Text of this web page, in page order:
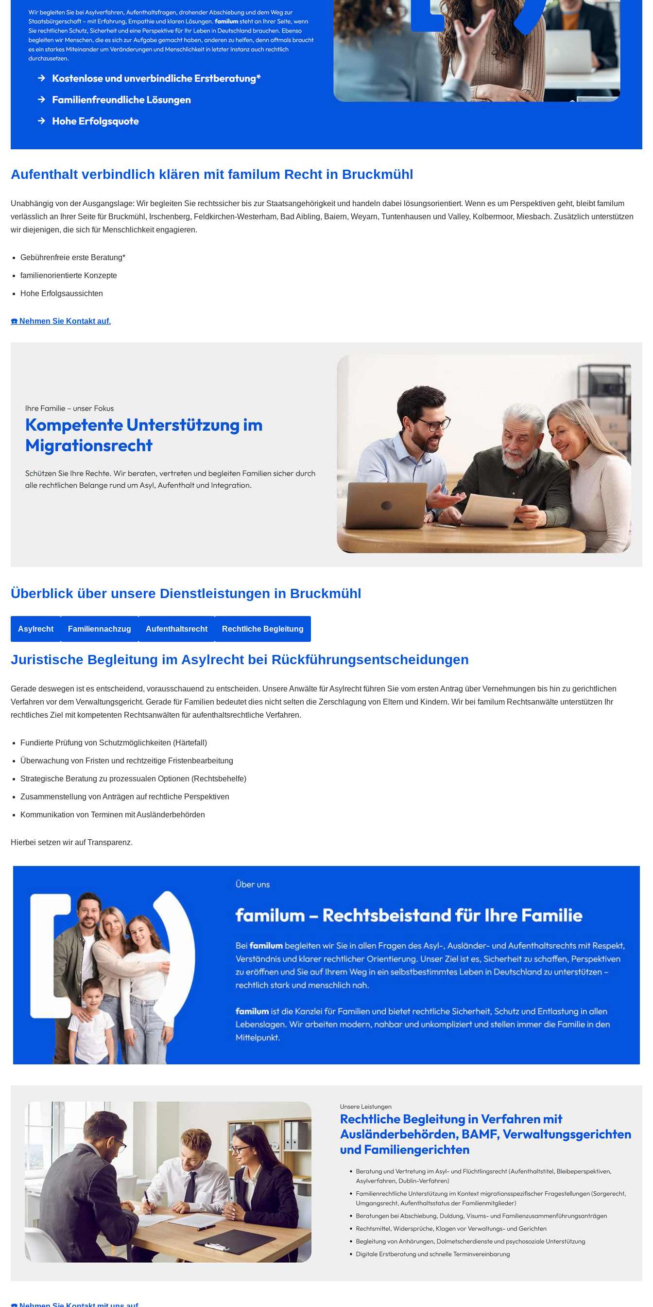
Aufenthalt verbindlich klären mit familum Recht in Bruckmühl
Unabhängig von der Ausgangslage: Wir begleiten Sie rechtssicher bis zur Staatsangehörigkeit und handeln dabei lösungsorientiert. Wenn es um Perspektiven geht, bleibt familum
verlässlich an Ihrer Seite für Bruckmühl, Irschenberg, Feldkirchen-Westerham, Bad Aibling, Baiern, Weyarn, Tuntenhausen und Valley, Kolbermoor, Miesbach. Zusätzlich unterstützen
wir diejenigen, die sich für Menschlichkeit engagieren.
Gebührenfreie erste Beratung*
familienorientierte Konzepte
Hohe Erfolgsaussichten
☎️ Nehmen Sie Kontakt auf.
Überblick über unsere Dienstleistungen in Bruckmühl
Asylrecht Familiennachzug Aufenthaltsrecht Rechtliche Begleitung
Juristische Begleitung im Asylrecht bei Rückführungsentscheidungen
Gerade deswegen ist es entscheidend, vorausschauend zu entscheiden. Unsere Anwälte für Asylrecht führen Sie vom ersten Antrag über Vernehmungen bis hin zu gerichtlichen
Verfahren vor dem Verwaltungsgericht. Gerade für Familien bedeutet dies nicht selten die Zerschlagung von Eltern und Kindern. Wir bei familum Rechtsanwälte unterstützen Ihr
rechtliches Ziel mit kompetenten Rechtsanwälten für aufenthaltsrechtliche Verfahren.
Fundierte Prüfung von Schutzmöglichkeiten (Härtefall)
Überwachung von Fristen und rechtzeitige Fristenbearbeitung
Strategische Beratung zu prozessualen Optionen (Rechtsbehelfe)
Zusammenstellung von Anträgen auf rechtliche Perspektiven
Kommunikation von Terminen mit Ausländerbehörden
Hierbei setzen wir auf Transparenz.